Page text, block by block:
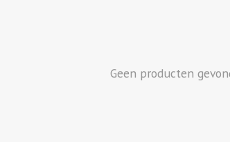
Geen producten